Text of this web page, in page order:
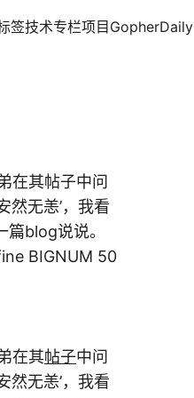
签技术专栏项目 GopherDaily
在其帖子中问
然无恙’，我看
blog说说。
BIGNUM 50
在其帖子中问
然无恙’，我看